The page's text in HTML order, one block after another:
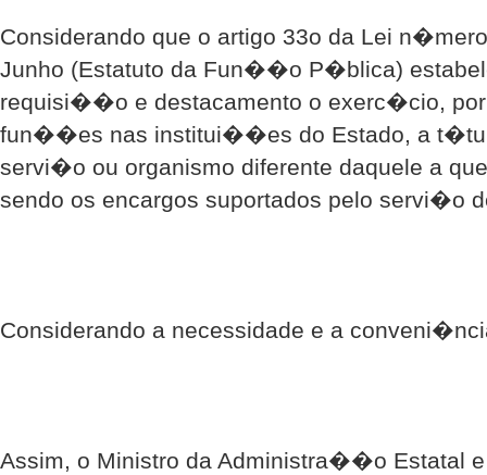
Considerando que o artigo 33o da Lei
Junho (Estatuto da Fun��o P�blica)
requisi��o e destacamento o exerc�cio,
fun��es nas institui��es do Estado, a
servi�o ou organismo diferente daquele a
sendo os encargos suportados pelo servi�o
Considerando a necessidade e a
Assim, o Ministro da Administra��o Estatal